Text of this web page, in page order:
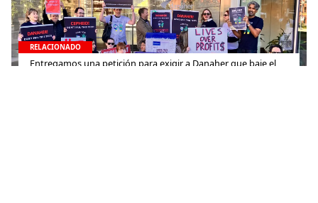
RELACIONADO
Entregamos una petición para exigir a Danaher que baje el